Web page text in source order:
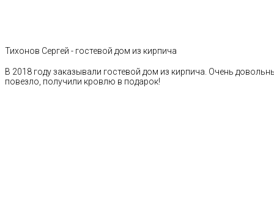
Тихонов Сергей - гостевой дом из кирпича
В 2018 году заказывали гостевой дом из кирпича. Очень
повезло, получили кровлю в подарок!